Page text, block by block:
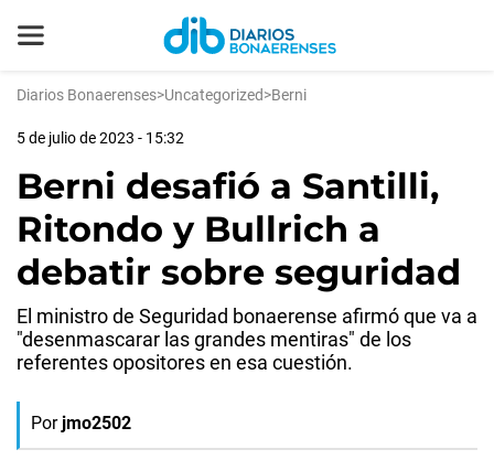
Diarios Bonaerenses>Uncategorized>Berni
5 de julio de 2023 - 15:32
Berni desafió a Santilli,
Ritondo y Bullrich a
debatir sobre seguridad
El ministro de Seguridad bonaerense afirmó que va a
"desenmascarar las grandes mentiras" de los
referentes opositores en esa cuestión.
Por jmo2502